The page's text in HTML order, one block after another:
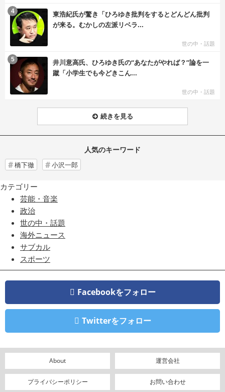
東浩紀氏が驚き「ひろゆき批判をするとどんどん批判
が来る。むかしの左派リベラ...
世の中・話題
4
井川意高氏、ひろゆき氏の“あなたがやれば？”論を一
蹴「小学生でも今どきこん...
世の中・話題
5
続きを見る
人気のキーワード
橋下徹 小沢一郎
カテゴリー
芸能・音楽
政治
世の中・話題
海外ニュース
サブカル
スポーツ
Facebookをフォロー
Twitterをフォロー
About 運営会社
プライバシーポリシー お問い合わせ